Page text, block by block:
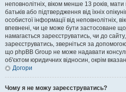
неповнолітніх, віком менше 13 років, мати
батьків або підтвердження від їхніх
особистої інформації від неповнолітніх,
впевнені, чи це може бути застосоване
намагається зареєструватись, чи до
зареєструватись, зверніться за
що phpBB Group не може надавати
об'єктом юридичних відносин, окрім
Догори
Чому я не можу зареєструватись?